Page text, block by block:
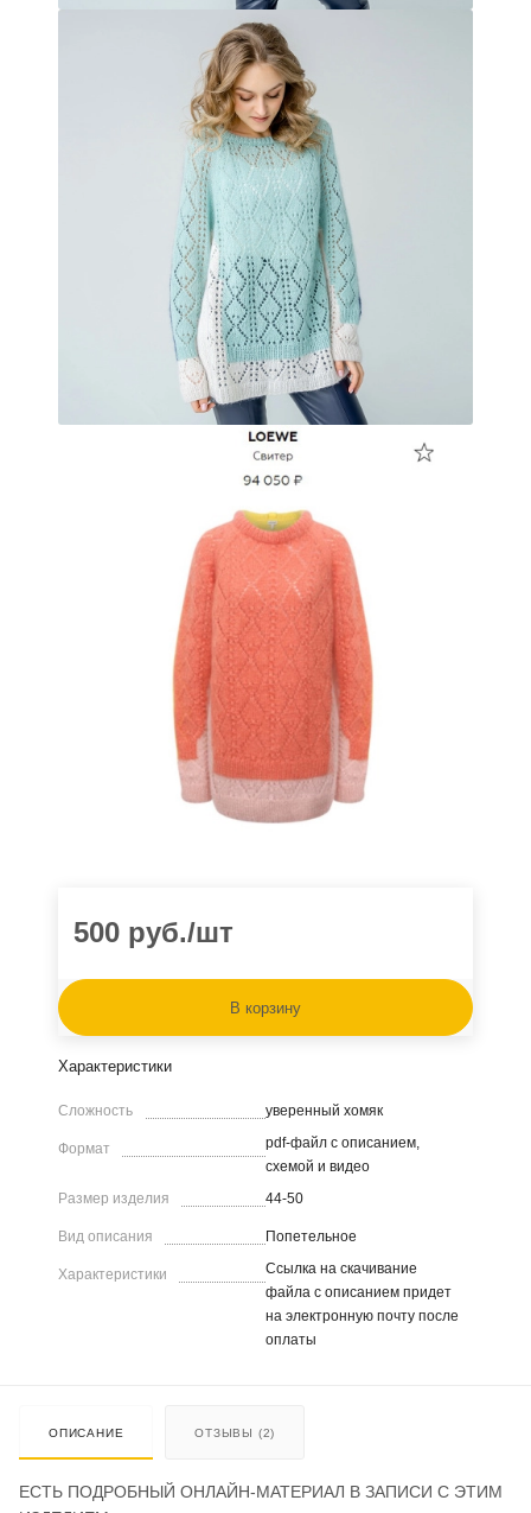
500 руб./шт
В корзину
Характеристики
Сложность уверенный хомяк
Формат
pdf-файл с описанием,
схемой и видео
Размер изделия
44-50
Вид описания Попетельное
Характеристики
Ссылка на скачивание
файла с описанием придет
на электронную почту после
оплаты
ОПИСАНИЕ ОТЗЫВЫ (2)
ЕСТЬ ПОДРОБНЫЙ ОНЛАЙН-МАТЕРИАЛ В ЗАПИСИ С ЭТИМ